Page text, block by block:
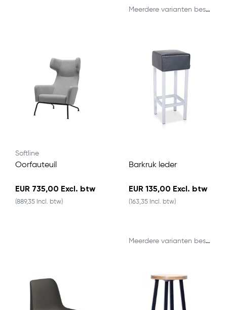
Meerdere varianten beschikbaar
Softline
Oorfauteuil
EUR 735,00 Excl. btw
(889,35 Incl. btw)
Barkruk leder
EUR 135,00 Excl. btw
(163,35 Incl. btw)
Meerdere varianten beschikbaar